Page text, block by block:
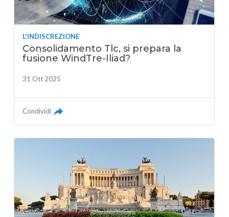
L'INDISCREZIONE
Consolidamento Tlc, si prepara la
fusione WindTre-Iliad?
31 Ott 2025
Condividi